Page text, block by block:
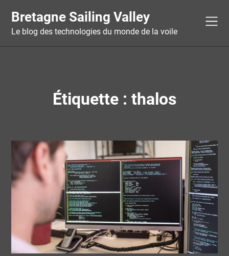
content
Bretagne Sailing Valley
Le blog des technologies du monde de la voile
Étiquette : thalos